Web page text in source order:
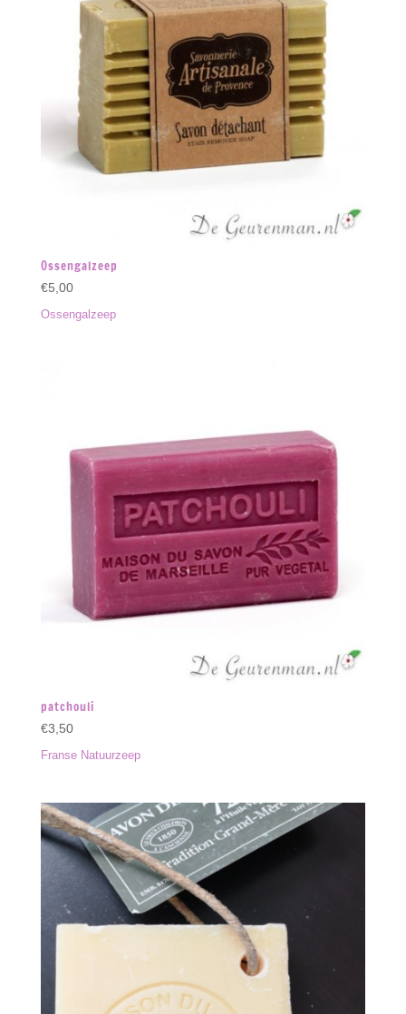
Ossengalzeep
€5,00
Ossengalzeep
patchouli
€3,50
Franse Natuurzeep